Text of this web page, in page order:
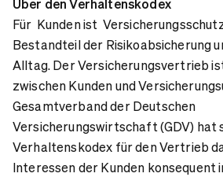
Über den Verhaltenskodex
Für Kunden ist
Bestandteil der Risikoabsicherung
Alltag. Der Versicherungsvertrieb
zwischen Kunden und
Gesamtverband der Deutschen
Versicherungswirtschaft (GDV) hat
Verhaltenskodex für den Vertrieb
Interessen der Kunden konsequent